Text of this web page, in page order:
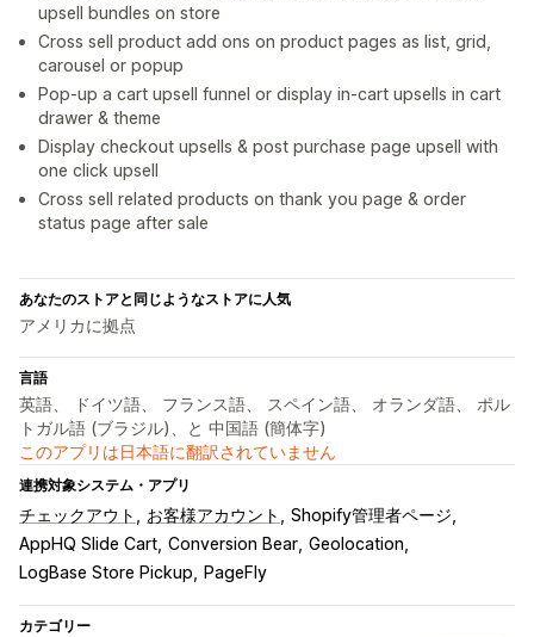
upsell bundles on store
Cross sell product add ons on product pages as list, grid,
carousel or popup
Pop-up a cart upsell funnel or display in-cart upsells in cart
drawer & theme
Display checkout upsells & post purchase page upsell with
one click upsell
Cross sell related products on thank you page & order
status page after sale
あなたのストアと同じようなストアに人気
アメリカに拠点
言語
英語、 ドイツ語、 フランス語、 スペイン語、 オランダ語、 ポル
トガル語 (ブラジル)、と 中国語 (簡体字)
このアプリは日本語に翻訳されていません
連携対象システム・アプリ
チェックアウト お客様アカウント
Shopify管理者ページ
AppHQ Slide Cart Conversion Bear Geolocation
LogBase Store Pickup
PageFly
カテゴリー